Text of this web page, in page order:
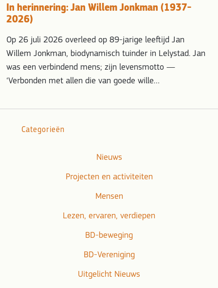
In herinnering: Jan Willem Jonkman (1937-
2026)
Op 26 juli 2026 overleed op 89-jarige leeftijd Jan
Willem Jonkman, biodynamisch tuinder in Lelystad. Jan
was een verbindend mens; zijn levensmotto —
‘Verbonden met allen die van goede wille…
Categorieën
Nieuws
Projecten en activiteiten
Mensen
Lezen, ervaren, verdiepen
BD-beweging
BD-Vereniging
Uitgelicht Nieuws